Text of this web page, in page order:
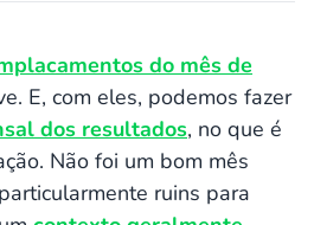
do mês de
E, com eles, podemos fazer
dos resultados, no que é
Não foi um bom mês
ruins para